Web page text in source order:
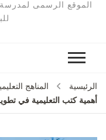
الموقع الرسمى لمدرسة
الرئيسية
المناهج
أهمية كتب التعليمية في